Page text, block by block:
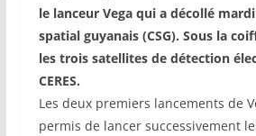
le lanceur Vega qui a décollé
spatial guyanais (CSG). Sous la
les trois satellites de détection
CERES.
Les deux premiers lancements de
permis de lancer successivement